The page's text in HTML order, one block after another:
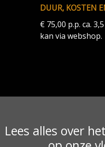
DUUR, KOSTEN
€ 75,00 p.p. ca.
kan via webshop.
Lees alles over